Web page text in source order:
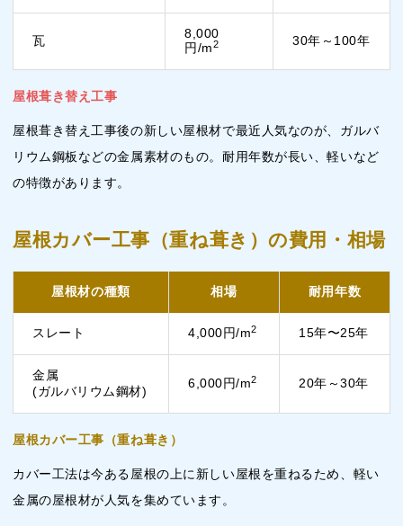
瓦
8,000
円/m2 30年～100年
屋根葺き替え工事
屋根葺き替え工事後の新しい屋根材で最近人気なのが、ガルバ
リウム鋼板などの金属素材のもの。耐用年数が長い、軽いなど
の特徴があります。
屋根カバー工事（重ね葺き）の費用・相場
屋根材の種類 相場 耐用年数
スレート 4,000円/m2 15年〜25年
金属
(ガルバリウム鋼材)
6,000円/m2 20年～30年
屋根カバー工事（重ね葺き）
カバー工法は今ある屋根の上に新しい屋根を重ねるため、軽い
金属の屋根材が人気を集めています。